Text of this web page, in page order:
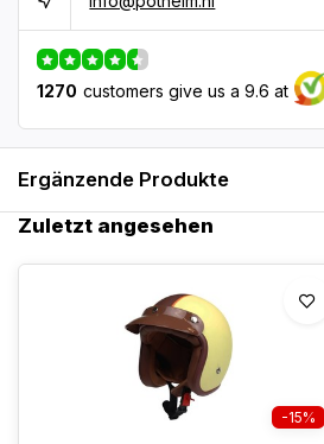
1270 customers give us a 9.6 at
Ergänzende Produkte
Zuletzt angesehen
-15%